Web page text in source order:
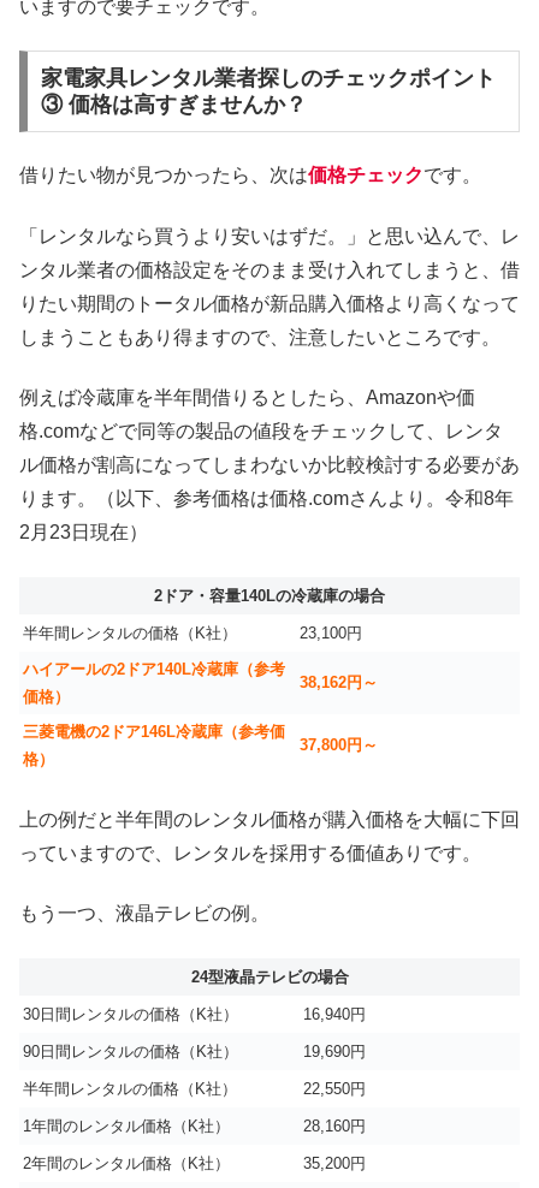
いますので要チェックです。
家電家具レンタル業者探しのチェックポイント
③ 価格は高すぎませんか？
借りたい物が見つかったら、次は価格チェックです。
「レンタルなら買うより安いはずだ。」と思い込んで、レ
ンタル業者の価格設定をそのまま受け入れてしまうと、借
りたい期間のトータル価格が新品購入価格より高くなって
しまうこともあり得ますので、注意したいところです。
例えば冷蔵庫を半年間借りるとしたら、Amazonや価
格.comなどで同等の製品の値段をチェックして、レンタ
ル価格が割高になってしまわないか比較検討する必要があ
ります。（以下、参考価格は価格.comさんより。令和8年
2月23日現在）
2ドア・容量140Lの冷蔵庫の場合
半年間レンタルの価格（K社）
23,100円
ハイアールの2ドア140L冷蔵庫（参考
価格）
38,162円～
三菱電機の2ドア146L冷蔵庫（参考価
格）
37,800円～
上の例だと半年間のレンタル価格が購入価格を大幅に下回
っていますので、レンタルを採用する価値ありです。
もう一つ、液晶テレビの例。
24型液晶テレビの場合
30日間レンタルの価格（K社） 16,940円
90日間レンタルの価格（K社） 19,690円
半年間レンタルの価格（K社） 22,550円
1年間のレンタル価格（K社） 28,160円
2年間のレンタル価格（K社）
35,200円